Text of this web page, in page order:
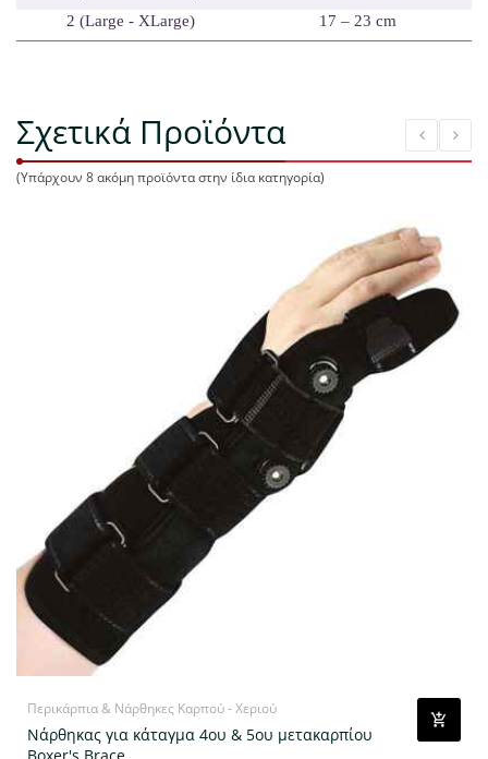
2 (Large - XLarge)
17 – 23 cm
Σχετικά Προϊόντα
(Υπάρχουν 8 ακόμη προϊόντα στην ίδια κατηγορία)
Περικάρπια & Νάρθηκες Καρπού - Χεριού
Νάρθηκας για κάταγμα 4ου & 5ου μετακαρπίου